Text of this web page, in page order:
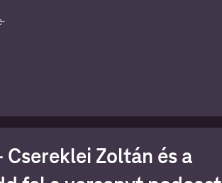
Csereklei Zoltán és a